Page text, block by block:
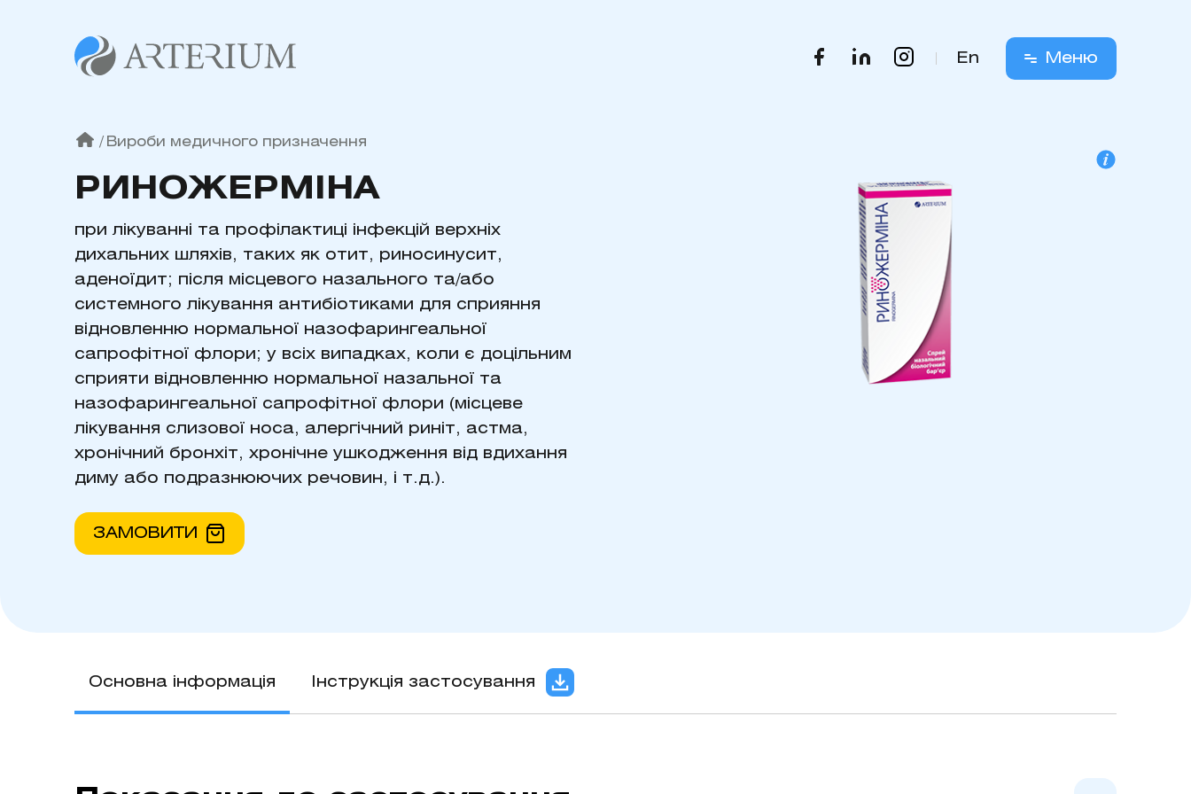
En Меню
/ Вироби медичного призначення
РИНОЖЕРМІНА
при лікуванні та профілактиці інфекцій верхніх
дихальних шляхів, таких як отит, риносинусит,
аденоїдит; після місцевого назального та/або
системного лікування антибіотиками для сприяння
відновленню нормальної назофарингеальної
сапрофітної флори; у всіх випадках, коли є доцільним
сприяти відновленню нормальної назальної та
назофарингеальної сапрофітної флори (місцеве
лікування слизової носа, алергічний риніт, астма,
хронічний бронхіт, хронічне ушкодження від вдихання
диму або подразнюючих речовин, і т.д.).
ЗАМОВИТИ
Основна інформація Інструкція застосування